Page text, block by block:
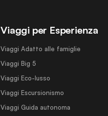
Viaggi per Esperienza
Viaggi Adatto alle famiglie
Viaggi Big 5
Viaggi Eco-lusso
Viaggi Escursionismo
Viaggi Guida autonoma